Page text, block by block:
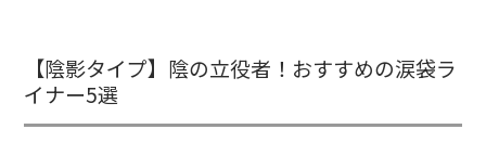
【陰影タイプ】陰の立役者！おすすめの涙袋ラ
イナー5選